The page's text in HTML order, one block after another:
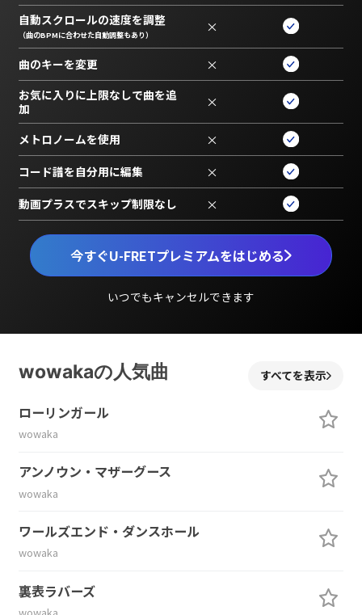
今すぐU-FRETプレミアムをはじめる
いつでもキャンセルできます
自動スクロールの速度を調整
（曲のBPMに合わせた自動調整もあり） ×
曲のキーを変更 ×
お気に入りに上限なしで曲を追
加
×
メトロノームを使用 ×
コード譜を自分用に編集 ×
動画プラスでスキップ制限なし ×
wowakaの人気曲 すべてを表示
ローリンガール
wowaka
アンノウン・マザーグース
wowaka
ワールズエンド・ダンスホール
wowaka
裏表ラバーズ